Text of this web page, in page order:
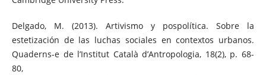
Delgado, M. (2013). Artivismo y pospolítica. Sobre la
estetización de las luchas sociales en contextos urbanos.
Quaderns-e de l’Institut Català d’Antropologia, 18(2), p. 68-
80,